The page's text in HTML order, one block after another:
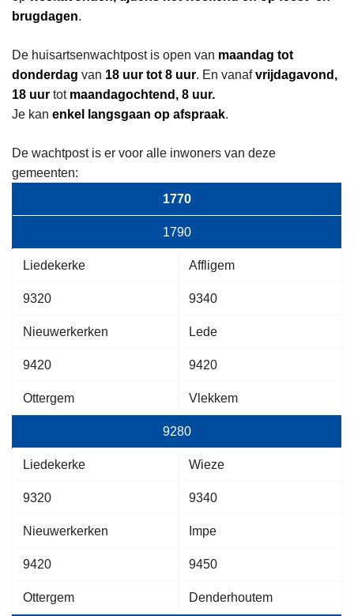
brugdagen.
De huisartsenwachtpost is open van maandag tot
donderdag van 18 uur tot 8 uur. En vanafvrijdagavond,
18 uur tot maandagochtend, 8 uur.
Je kan enkel langsgaan op afspraak.
De wachtpost is er voor alle inwoners van deze
gemeenten:
1770
1790
Liedekerke Affligem
9320 9340
Nieuwerkerken Lede
9420 9420
Ottergem Vlekkem
9280
Liedekerke Wieze
9320 9340
Nieuwerkerken Impe
9420 9450
Ottergem Denderhoutem